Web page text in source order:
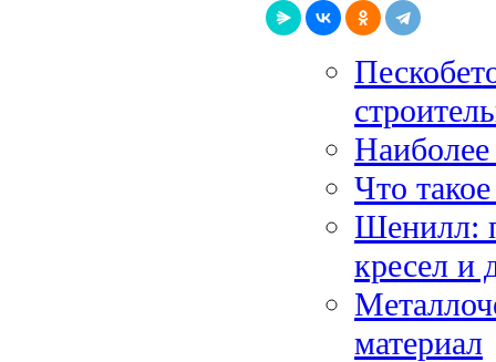
Что
Шенилл:
кресел и
материал